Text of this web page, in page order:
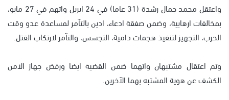
واعتقل محمد جمال رشدة (31 عاما) في 24 ابريل واتهم في 27 مايو،
بمخالفات ارهابية، وضمن صفقة ادعاء، ادين بالتآمر لمساعدة عدو وقت
الحرب، التجهيز لتنفيذ هجمات دامية، التجسس، والتآمر لارتكاب القتل.
وتم اعتقال مشتبهان واتهما ضمن القضية ايضا ورفض جهاز الامن
الكشف عن هوية المشتبه بهما الآخرين.